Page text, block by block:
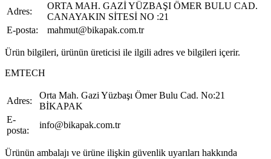
Adres:
ORTA MAH. GAZİ YÜZBAŞI ÖMER BULU CAD.
CANAYAKIN SİTESİ NO :21
E-posta:
mahmut@bikapak.com.tr
Ürün bilgileri, ürünün üreticisi ile ilgili adres ve bilgileri içerir.
EMTECH
Adres:
Orta Mah. Gazi Yüzbaşı Ömer Bulu Cad. No:21
BİKAPAK
E-
posta:
info@bikapak.com.tr
Ürünün ambalajı ve ürüne ilişkin güvenlik uyarıları hakkında